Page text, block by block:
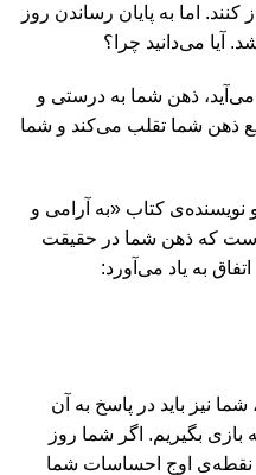
اما به پایان رساندن روز
آیا می‌دانید چرا؟
ذهن شما به درستی و
ذهن شما تقلب می‌کند و شما
نویسنده‌ی کتاب «به آرامی و
که ذهن شما در حقیقت
به یاد می‌آورد:
نیز باید در پاسخ به آن
بازی بگیریم. اگر شما روز
نقطه‌ی اوج احساسات شما